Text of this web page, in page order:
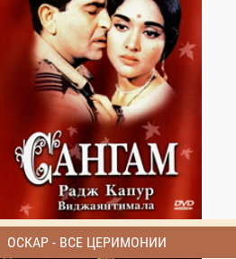
ОСКАР - ВСЕ ЦЕРИМОНИИ